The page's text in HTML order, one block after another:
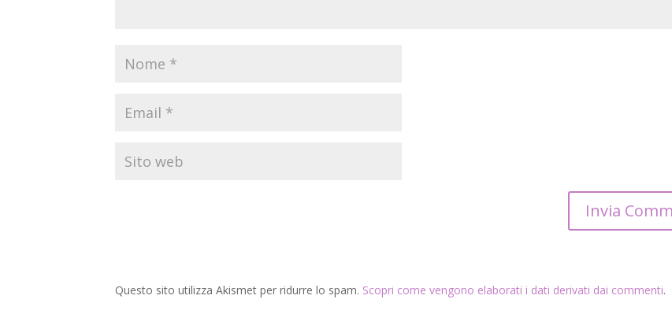
Questo sito utilizza Akismet per ridurre lo spam. Scopri come vengono elaborati i dati derivati dai commenti.